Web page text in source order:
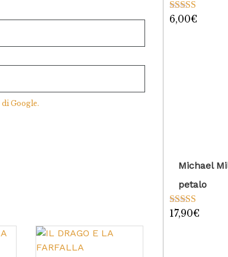
di Google.
Valutato
6,00€
Michael
petalo
Valutato
17,90€